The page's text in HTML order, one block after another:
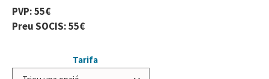
PVP: 55€
Preu SOCIS: 55€
Tarifa